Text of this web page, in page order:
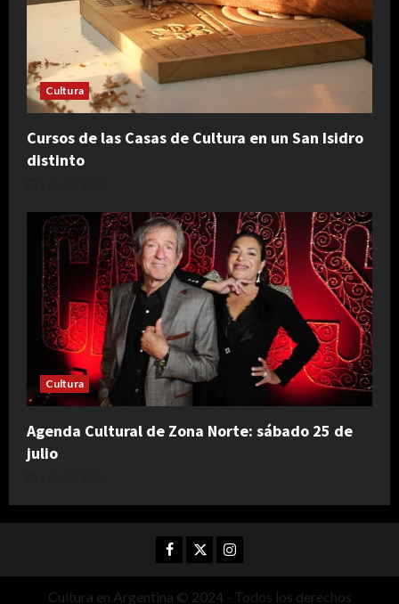
Cultura
Cursos de las Casas de Cultura en un San Isidro
distinto
Cultura
Agenda Cultural de Zona Norte: sábado 25 de
julio
Facebook
TwitterInstagram
Cultura en Argentina © 2024 - Todos los derechos